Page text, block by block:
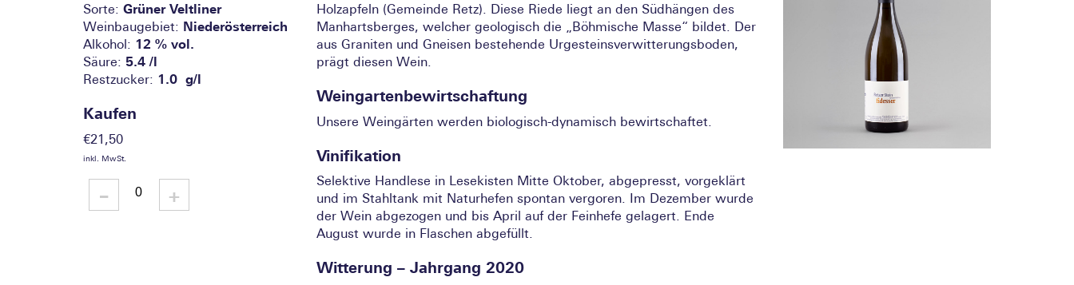
Sorte: Grüner Veltliner
Weinbaugebiet: Niederösterreich
Alkohol: 12 % vol.
Säure: 5.4 /l
Restzucker: 1.0 g/l
Kaufen
€21,50
inkl. MwSt.
- Retzer
Stein +
Holzapfeln (Gemeinde Retz). Diese Riede liegt an den Südhängen des
Manhartsberges, welcher geologisch die „Böhmische Masse“ bildet. Der
aus Graniten und Gneisen bestehende Urgesteinsverwitterungsboden,
prägt diesen Wein.
Weingartenbewirtschaftung
Unsere Weingärten werden biologisch-dynamisch bewirtschaftet.
Vinifikation
Selektive Handlese in Lesekisten Mitte Oktober, abgepresst, vorgeklärt
und im Stahltank mit Naturhefen spontan vergoren. Im Dezember wurde
der Wein abgezogen und bis April auf der Feinhefe gelagert. Ende
August wurde in Flaschen abgefüllt.
Witterung – Jahrgang 2020